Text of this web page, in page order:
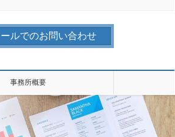
ールでのお問い合わせ
事務所概要